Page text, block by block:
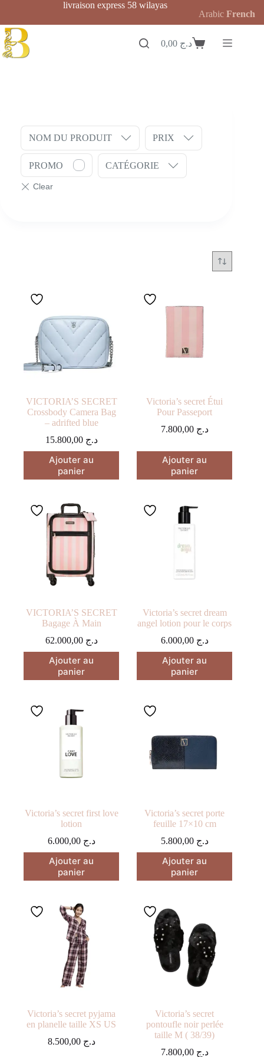
contenu
livraison express 58 wilayas
Panierد.ج
VICTORIA’S SECRET
Crossbody Camera Bag
– adrifted blue
د.ج 15.800,00
Ajouter au
panier
Victoria’s secret Étui
Pour Passeport
د.ج 7.800,00
Ajouter au
panier
VICTORIA’S SECRET
Bagage À Main
د.ج 62.000,00
Ajouter au
panier
Victoria’s secret dream
angel lotion pour le corps
د.ج 6.000,00
Ajouter au
panier
Victoria’s secret first love
lotion
د.ج 6.000,00
Ajouter au
panier
Victoria’s secret porte
feuille 17×10 cm
د.ج 5.800,00
Ajouter au
panier
Victoria’s secret pyjama
en planelle taille XS US
د.ج 8.500,00
Victoria’s secret
pontoufle noir perlée
taille M ( 38/39)
د.ج 7.800,00
NOM DU PRODUIT PRIX
PROMO CATÉGORIE
Arabic French